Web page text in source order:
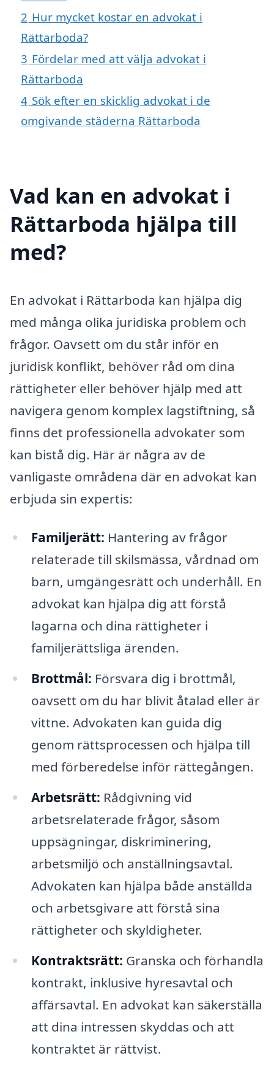
2 Hur mycket kostar en advokat i
Rättarboda?
3 Fördelar med att välja advokat i
Rättarboda
4 Sök efter en skicklig advokat i de
omgivande städerna Rättarboda
Vad kan en advokat i
Rättarboda hjälpa till
med?
En advokat i Rättarboda kan hjälpa dig
med många olika juridiska problem och
frågor. Oavsett om du står inför en
juridisk konflikt, behöver råd om dina
rättigheter eller behöver hjälp med att
navigera genom komplex lagstiftning, så
finns det professionella advokater som
kan bistå dig. Här är några av de
vanligaste områdena där en advokat kan
erbjuda sin expertis:
Familjerätt: Hantering av frågor
relaterade till skilsmässa, vårdnad om
barn, umgängesrätt och underhåll. En
advokat kan hjälpa dig att förstå
lagarna och dina rättigheter i
familjerättsliga ärenden.
Brottmål: Försvara dig i brottmål,
oavsett om du har blivit åtalad eller är
vittne. Advokaten kan guida dig
genom rättsprocessen och hjälpa till
med förberedelse inför rättegången.
Arbetsrätt: Rådgivning vid
arbetsrelaterade frågor, såsom
uppsägningar, diskriminering,
arbetsmiljö och anställningsavtal.
Advokaten kan hjälpa både anställda
och arbetsgivare att förstå sina
rättigheter och skyldigheter.
Kontraktsrätt: Granska och förhandla
kontrakt, inklusive hyresavtal och
affärsavtal. En advokat kan säkerställa
att dina intressen skyddas och att
kontraktet är rättvist.